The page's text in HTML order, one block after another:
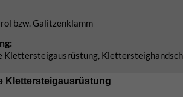
bzw. Galitzenklamm
Klettersteigausrüstung,
Klettersteigausrüstung